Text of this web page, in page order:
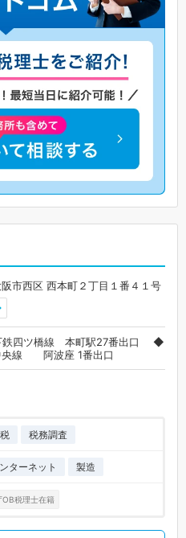
市西区 西本町２丁目１番４１号
四ツ橋線 本町駅27番出口 ◆
央線 阿波座 1番出口
税務調査
ターネット 製造
OB税理士在籍